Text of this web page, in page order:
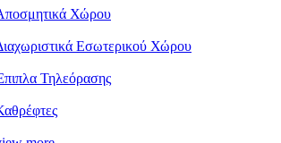
Χώρου
Εσωτερικού Χώρου
Τηλεόρασης